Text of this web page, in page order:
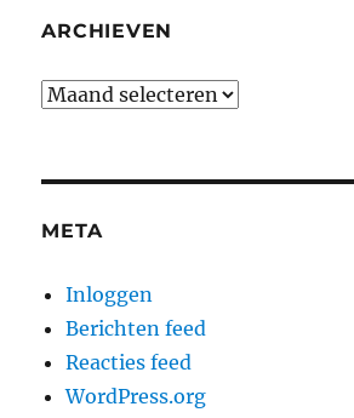
ARCHIEVEN
Archieven
META
Inloggen
Berichten feed
Reacties feed
WordPress.org